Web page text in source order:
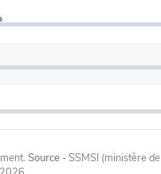
Source - SSMSI (ministère